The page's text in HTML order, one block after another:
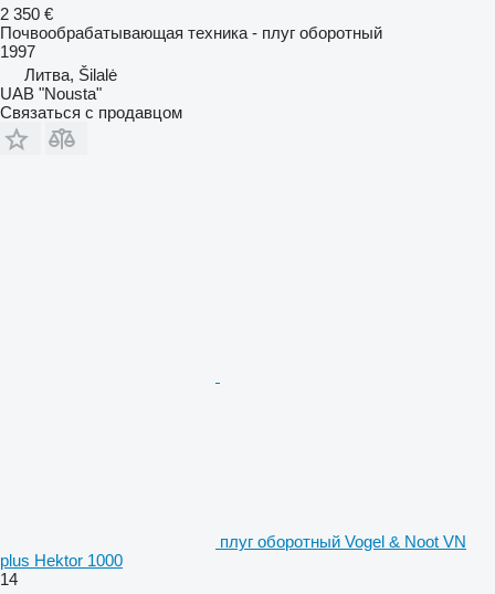
2 350 €
Почвообрабатывающая техника - плуг оборотный
1997
Литва, Šilalė
UAB "Nousta"
Связаться с продавцом
плуг оборотный Vogel & Noot VN
plus Hektor 1000
14